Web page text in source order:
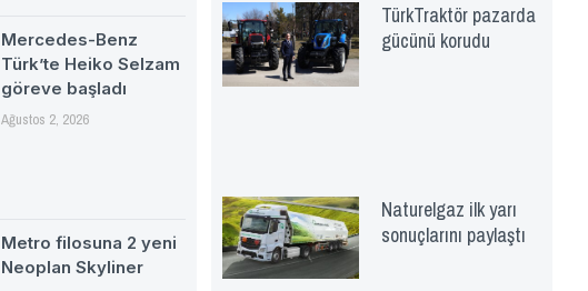
Mercedes-Benz
Türk’te Heiko Selzam
göreve başladı
Ağustos 2, 2026
Metro filosuna 2 yeni
Neoplan Skyliner
TürkTraktör pazarda
gücünü korudu
Naturelgaz ilk yarı
sonuçlarını paylaştı